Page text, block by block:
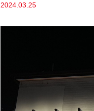
2024.03.25